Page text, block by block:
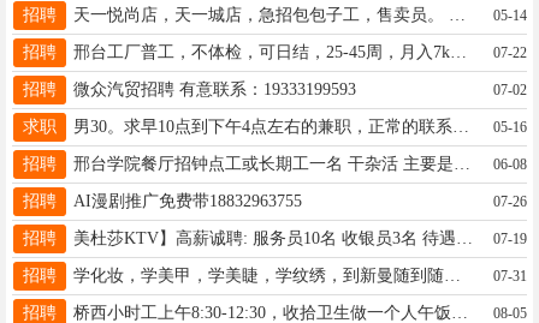
招聘 05-14
招聘 邢台工厂普工，不体检，可日结，25-45周，月入7k+，入职0费用，当天入职、转天挣钱、电话19322090152同v 07-22
招聘 微众汽贸招聘 有意联系：19333199593 07-02
求职 05-16
招聘 06-08
招聘 AI漫剧推广免费带18832963755 07-26
招聘 07-19
招聘 学化妆，学美甲，学美睫，学纹绣，到新曼随到随学，学会为止，常年免费进修☎️17659957778微信同步 07-31
招聘 08-05